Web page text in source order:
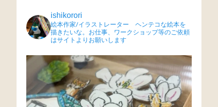
ishikorori
絵本作家/イラストレーター ヘンテコな絵本を
描きたいな。お仕事、ワークショップ等のご依頼
はサイトよりお願いします